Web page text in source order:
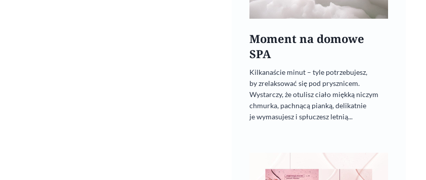
Moment na domowe
SPA
Kilkanaście minut – tyle potrzebujesz,
by zrelaksować się pod prysznicem.
Wystarczy, że otulisz ciało miękką niczym
chmurka, pachnącą pianką, delikatnie
je wymasujesz i spłuczesz letnią...